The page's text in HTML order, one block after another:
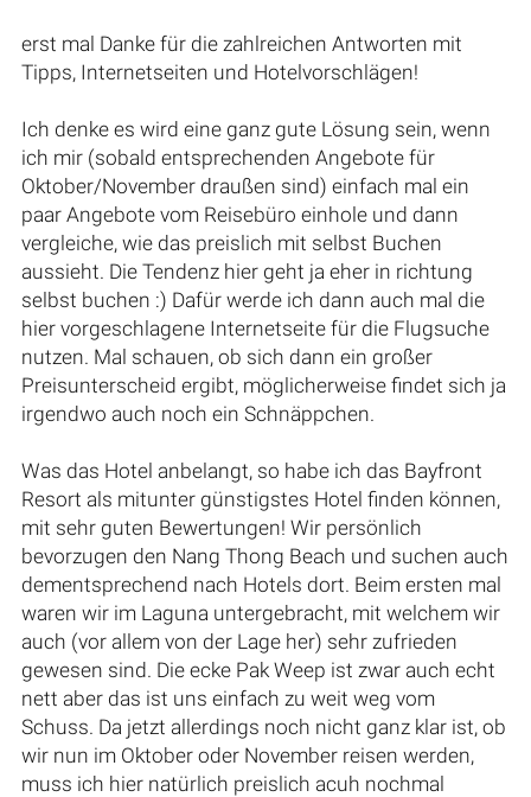
erst mal Danke für die zahlreichen Antworten mit
Tipps, Internetseiten und Hotelvorschlägen!
Ich denke es wird eine ganz gute Lösung sein, wenn
ich mir (sobald entsprechenden Angebote für
Oktober/November draußen sind) einfach mal ein
paar Angebote vom Reisebüro einhole und dann
vergleiche, wie das preislich mit selbst Buchen
aussieht. Die Tendenz hier geht ja eher in richtung
selbst buchen :) Dafür werde ich dann auch mal die
hier vorgeschlagene Internetseite für die Flugsuche
nutzen. Mal schauen, ob sich dann ein großer
Preisunterscheid ergibt, möglicherweise findet sich ja
irgendwo auch noch ein Schnäppchen.
Was das Hotel anbelangt, so habe ich das Bayfront
Resort als mitunter günstigstes Hotel finden können,
mit sehr guten Bewertungen! Wir persönlich
bevorzugen den Nang Thong Beach und suchen auch
dementsprechend nach Hotels dort. Beim ersten mal
waren wir im Laguna untergebracht, mit welchem wir
auch (vor allem von der Lage her) sehr zufrieden
gewesen sind. Die ecke Pak Weep ist zwar auch echt
nett aber das ist uns einfach zu weit weg vom
Schuss. Da jetzt allerdings noch nicht ganz klar ist, ob
wir nun im Oktober oder November reisen werden,
muss ich hier natürlich preislich acuh nochmal